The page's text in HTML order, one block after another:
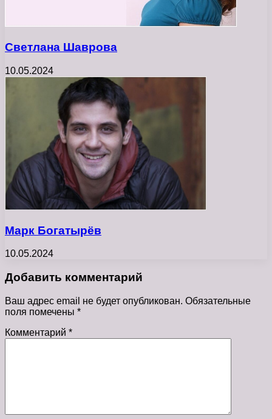
Светлана Шаврова
10.05.2024
Марк Богатырёв
10.05.2024
Добавить комментарий
Ваш адрес email не будет опубликован. Обязательные
поля помечены *
Комментарий *